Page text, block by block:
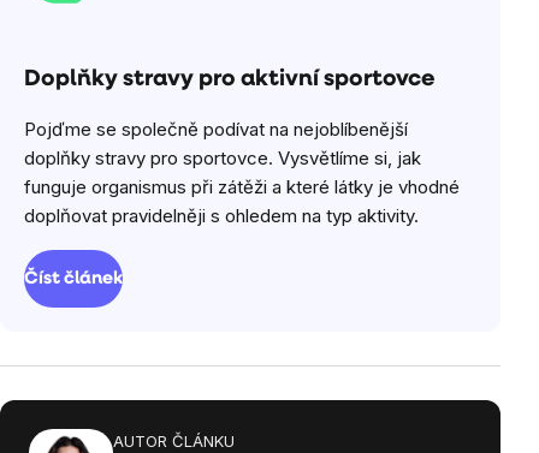
Doplňky stravy pro aktivní sportovce
Pojďme se společně podívat na nejoblíbenější
doplňky stravy pro sportovce. Vysvětlíme si, jak
funguje organismus při zátěži a které látky je vhodné
doplňovat pravidelněji s ohledem na typ aktivity.
Číst článek
AUTOR ČLÁNKU